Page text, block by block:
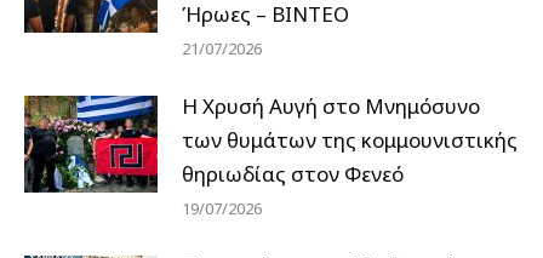
Ήρωες – ΒΙΝΤΕΟ
21/07/2026
Η Χρυσή Αυγή στο Μνημόσυνο
των θυμάτων της κομμουνιστικής
θηριωδίας στον Φενεό
19/07/2026